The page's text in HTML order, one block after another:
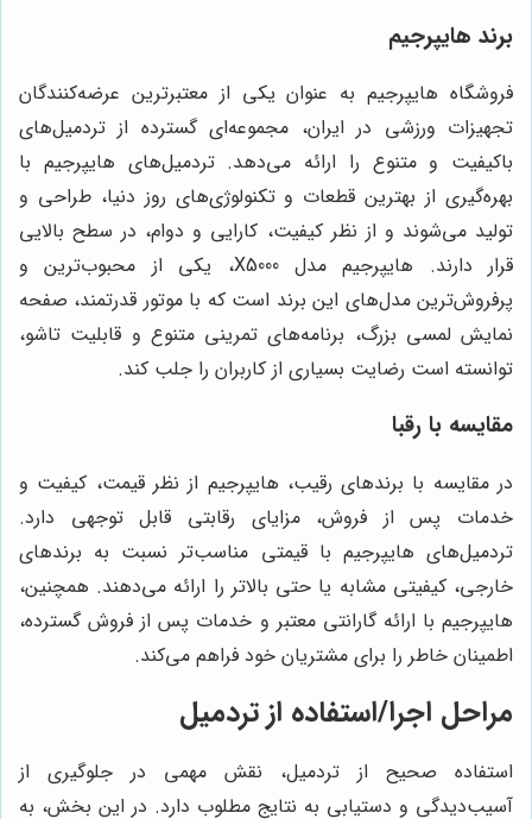
برند هایپرجیم
فروشگاه هایپرجیم به عنوان یکی از معتبرترین عرضه‌کنندگان
تجهیزات ورزشی در ایران، مجموعه‌ای گسترده از تردمیل‌های
باکیفیت و متنوع را ارائه می‌دهد. تردمیل‌های هایپرجیم با
بهره‌گیری از بهترین قطعات و تکنولوژی‌های روز دنیا، طراحی و
تولید می‌شوند و از نظر کیفیت، کارایی و دوام، در سطح بالایی
قرار دارند. هایپرجیم مدل X5000، یکی از محبوب‌ترین و
پرفروش‌ترین مدل‌های این برند است که با موتور قدرتمند، صفحه
نمایش لمسی بزرگ، برنامه‌های تمرینی متنوع و قابلیت تاشو،
توانسته است رضایت بسیاری از کاربران را جلب کند.
مقایسه با رقبا
در مقایسه با برندهای رقیب، هایپرجیم از نظر قیمت، کیفیت و
خدمات پس از فروش، مزایای رقابتی قابل توجهی دارد.
تردمیل‌های هایپرجیم با قیمتی مناسب‌تر نسبت به برندهای
خارجی، کیفیتی مشابه یا حتی بالاتر را ارائه می‌دهند. همچنین،
هایپرجیم با ارائه گارانتی معتبر و خدمات پس از فروش گسترده،
اطمینان خاطر را برای مشتریان خود فراهم می‌کند.
مراحل اجرا/استفاده از تردمیل
استفاده صحیح از تردمیل، نقش مهمی در جلوگیری از
آسیب‌دیدگی و دستیابی به نتایج مطلوب دارد. در این بخش، به